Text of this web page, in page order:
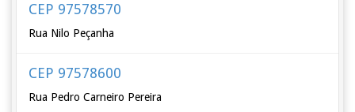
CEP 97578570
Rua Nilo Peçanha
CEP 97578600
Rua Pedro Carneiro Pereira